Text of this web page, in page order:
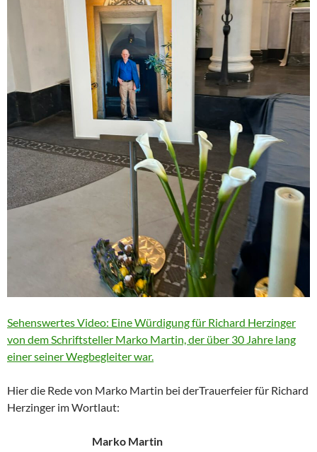
Sehenswertes Video: Eine Würdigung für Richard Herzinger
von dem Schriftsteller Marko Martin, der über 30 Jahre lang
einer seiner Wegbegleiter war.
Hier die Rede von Marko Martin bei derTrauerfeier für Richard
Herzinger im Wortlaut:
Marko Martin